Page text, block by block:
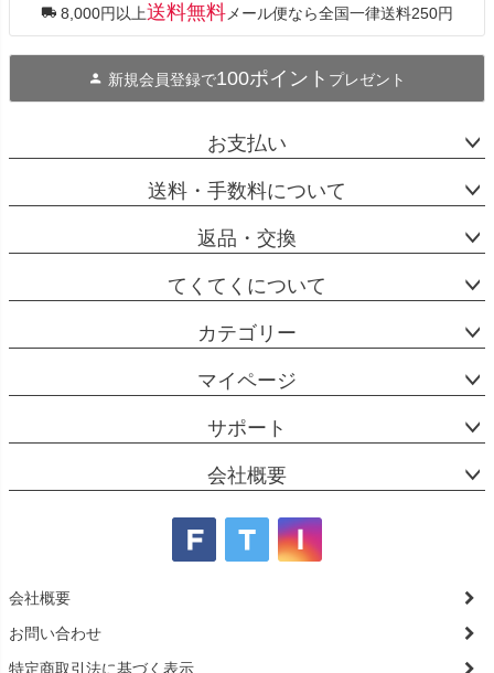
へ
8,000円以上送料無料 メール便なら全国一律送料250円
新規会員登録で100ポイント プレゼント
お支払い
送料・手数料について
返品・交換
てくてくについて
カテゴリー
マイページ
サポート
会社概要
会社概要
お問い合わせ
特定商取引法に基づく表示